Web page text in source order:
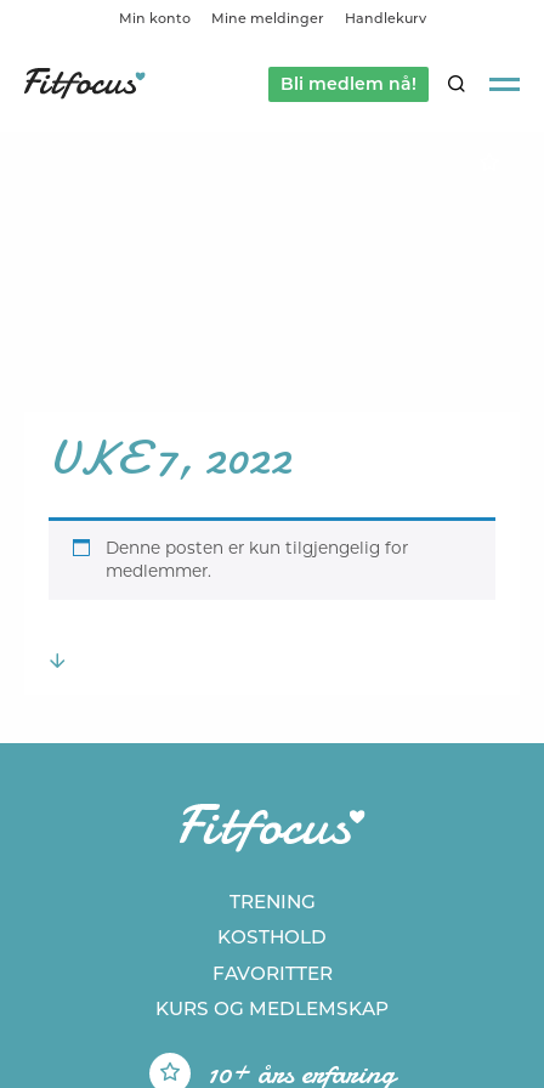
Min konto Mine meldinger Handlekurv
Bli medlem nå!SØK
UKE 7, 2022
Denne posten er kun tilgjengelig for
medlemmer.
TRENING
KOSTHOLD
FAVORITTER
KURS OG MEDLEMSKAP
10+ års erfaring